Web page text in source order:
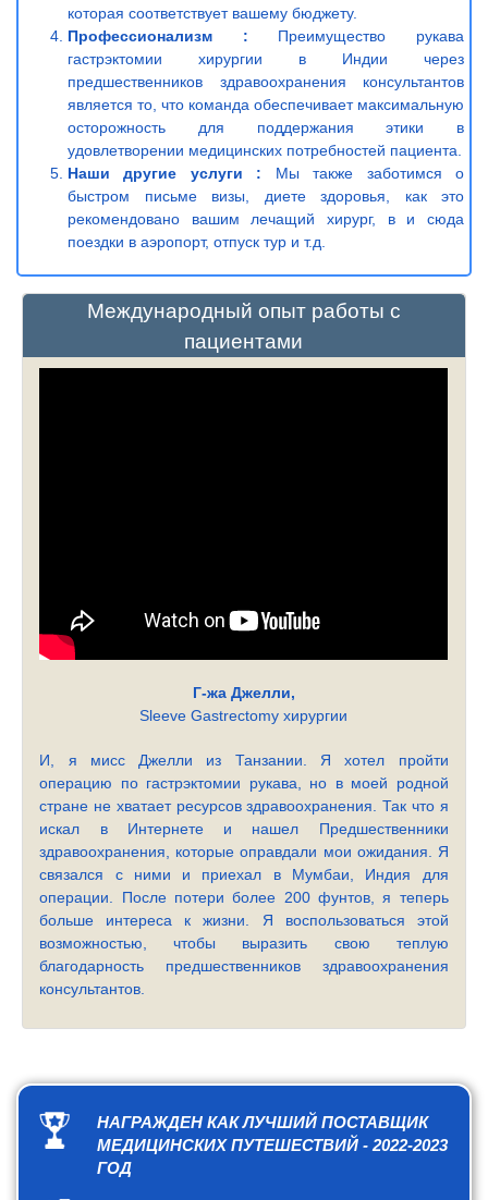
которая соответствует вашему бюджету.
Профессионализм : Преимущество рукава
гастрэктомии хирургии в Индии через
предшественников здравоохранения консультантов
является то, что команда обеспечивает максимальную
осторожность для поддержания этики в
удовлетворении медицинских потребностей пациента.
Наши другие услуги : Мы также заботимся о
быстром письме визы, диете здоровья, как это
рекомендовано вашим лечащий хирург, в и сюда
поездки в аэропорт, отпуск тур и т.д.
Международный опыт работы с
пациентами
Г-жа Джелли,
Sleeve Gastrectomy хирургии
И, я мисс Джелли из Танзании. Я хотел пройти
операцию по гастрэктомии рукава, но в моей родной
стране не хватает ресурсов здравоохранения. Так что я
искал в Интернете и нашел Предшественники
здравоохранения, которые оправдали мои ожидания. Я
связался с ними и приехал в Мумбаи, Индия для
операции. После потери более 200 фунтов, я теперь
больше интереса к жизни. Я воспользоваться этой
возможностью, чтобы выразить свою теплую
благодарность предшественников здравоохранения
консультантов.
НАГРАЖДЕН КАК ЛУЧШИЙ ПОСТАВЩИК
МЕДИЦИНСКИХ ПУТЕШЕСТВИЙ - 2022-2023
ГОД